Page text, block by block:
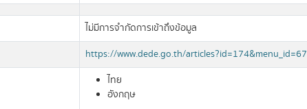
ไม่มีการจำกัดการเข้าถึงข้อมูล
https://www.dede.go.th/articles?id=174&menu_id=67
ไทย
อังกฤษ